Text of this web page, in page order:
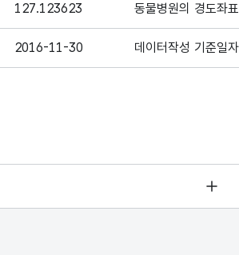
127.123623 동물병원의 경도좌
2016-11-30 데이터작성 기준일자